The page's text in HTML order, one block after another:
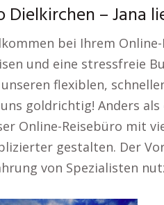
Dielkirchen – Jana
bei Ihrem
und eine stressfreie
flexiblen,
goldrichtig! Anders
Online-Reisebüro mit
gestalten. Der
von Spezialisten